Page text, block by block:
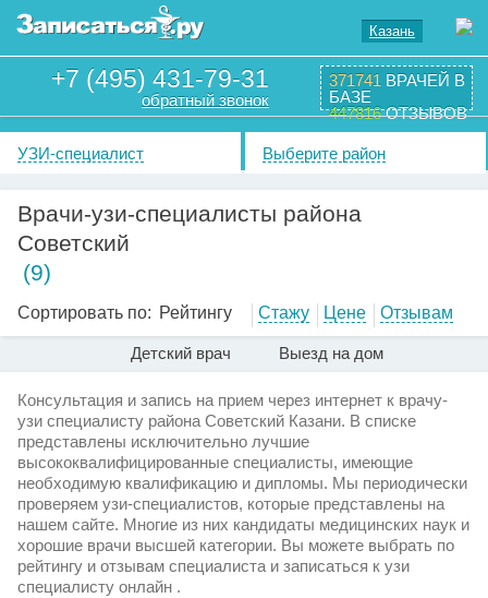
Казань
+7 (495) 431-79-31
обратный звонок
371741 ВРАЧЕЙ В
БАЗЕ
447816ОТЗЫВОВ
УЗИ-специалист Выберите район
Врачи-узи-специалисты района
Советский
(9)
Сортировать по: Рейтингу Стажу Цене Отзывам
Детский врач Выезд на дом
Консультация и запись на прием через интернет к врачу-
узи специалисту района Советский Казани. В списке
представлены исключительно лучшие
высококвалифицированные специалисты, имеющие
необходимую квалификацию и дипломы. Мы периодически
проверяем узи-специалистов, которые представлены на
нашем сайте. Многие из них кандидаты медицинских наук и
хорошие врачи высшей категории. Вы можете выбрать по
рейтингу и отзывам специалиста и записаться к узи
специалисту онлайн .